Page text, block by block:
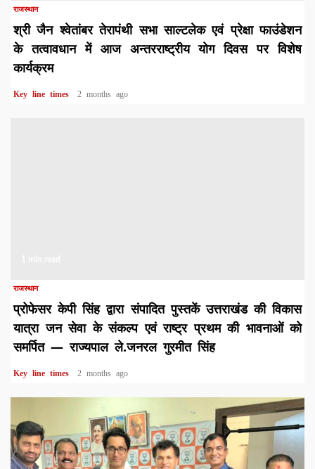
राजस्थान
श्री जैन श्वेतांबर तेरापंथी सभा साल्टलेक एवं प्रेक्षा फाउंडेशन
के तत्वावधान में आज अन्तरराष्ट्रीय योग दिवस पर विशेष
कार्यक्रम
Key line times 2 months ago
राजस्थान
प्रोफेसर केपी सिंह द्वारा संपादित पुस्तकें उत्तराखंड की विकास
यात्रा जन सेवा के संकल्प एवं राष्ट्र प्रथम की भावनाओं को
समर्पित — राज्यपाल ले.जनरल गुरमीत सिंह
Key line times 2 months ago